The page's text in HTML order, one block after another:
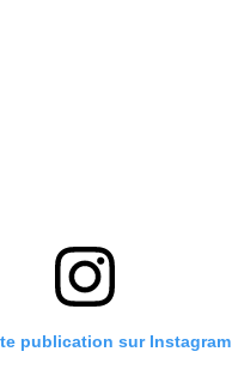
publication sur Instagram